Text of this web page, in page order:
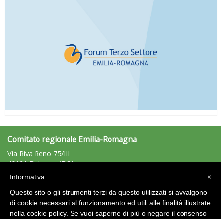
Comitato regionale Emilia-Romagna
Via Riva Reno 75/III
40121 Bologna (BO)
Tel: 051/225881 - Fax: 051/225203
C.F.: 92011680375
×
Informativa
Questo sito o gli strumenti terzi da questo utilizzati si avvalgono
di cookie necessari al funzionamento ed utili alle finalità illustrate
nella cookie policy. Se vuoi saperne di più o negare il consenso